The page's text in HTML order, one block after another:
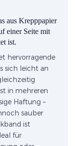
aus Krepppapier
einer Seite mit
ist.
hervorragende
sich leicht an
in mehreren
Haftung –
sauber
ist
für